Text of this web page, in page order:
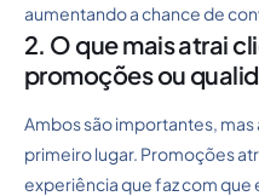
aumentando a chance de
2. O que mais atrai
promoções ou
Ambos são importantes,
primeiro lugar. Promoções
experiência que faz com que